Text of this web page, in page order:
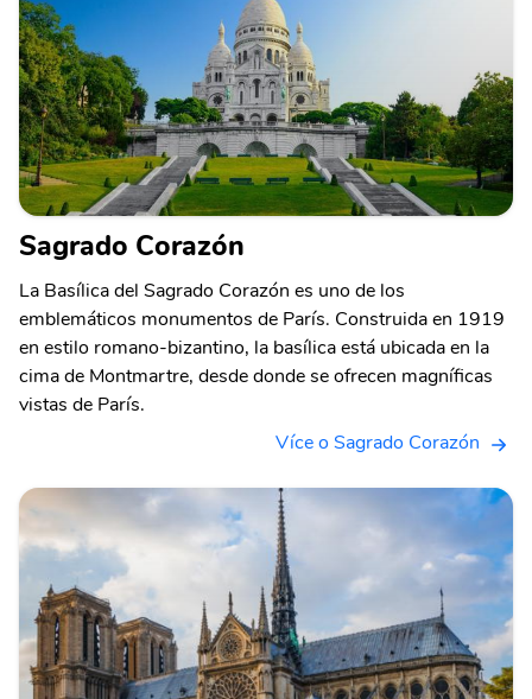
Sagrado Corazón
La Basílica del Sagrado Corazón es uno de los
emblemáticos monumentos de París. Construida en 1919
en estilo romano-bizantino, la basílica está ubicada en la
cima de Montmartre, desde donde se ofrecen magníficas
vistas de París.
Více o Sagrado Corazón